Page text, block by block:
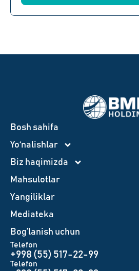
Bosh sahifa
Yo‘nalishlar
Biz haqimizda
Mahsulotlar
Yangiliklar
Mediateka
Bog’lanish uchun
Telefon
+998 (55) 517-22-99
Telefon